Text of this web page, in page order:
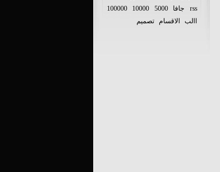
rss
جافا 5000
10000
100000
االب
الاقسام تصميم